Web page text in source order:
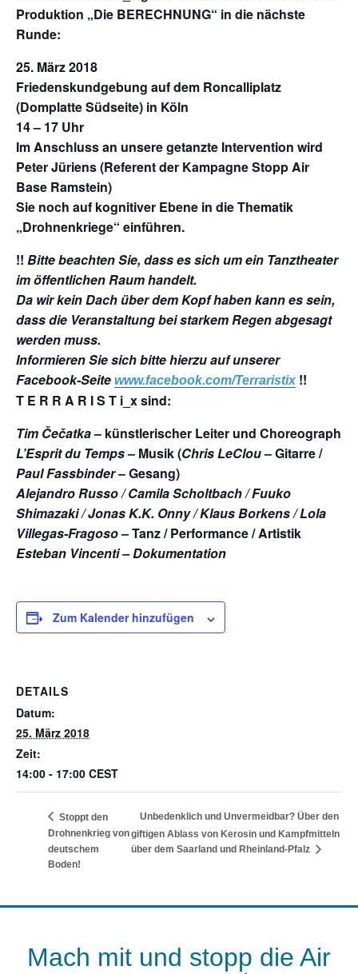
Produktion „Die BERECHNUNG“ in die nächste
Runde:
25. März 2018
Friedenskundgebung auf dem Roncalliplatz
(Domplatte Südseite) in Köln
14 – 17 Uhr
Im Anschluss an unsere getanzte Intervention wird
Peter Jüriens (Referent der Kampagne Stopp Air
Base Ramstein)
Sie noch auf kognitiver Ebene in die Thematik
„Drohnenkriege“ einführen.
!! Bitte beachten Sie, dass es sich um ein Tanztheater
im öffentlichen Raum handelt.
Da wir kein Dach über dem Kopf haben kann es sein,
dass die Veranstaltung bei starkem Regen abgesagt
werden muss.
Informieren Sie sich bitte hierzu auf unserer
Facebook-Seite www.facebook.com/Terraristix !!
T E R R A R I S T i_xsind:
Tim Čečatka– künstlerischer Leiter und Choreograph
L’Esprit du Temps– Musik (Chris LeClou– Gitarre /
Paul Fassbinder– Gesang)
Alejandro Russo / Camila Scholtbach / Fuuko
Shimazaki / Jonas K.K. Onny / Klaus Borkens / Lola
Villegas-Fragoso– Tanz / Performance / Artistik
Esteban Vincenti– Dokumentation
Zum Kalender hinzufügen
DETAILS
Datum:
25. März 2018
Zeit:
14:00 - 17:00 CEST
Stoppt den
Drohnenkrieg von
deutschem
Boden!
Unbedenklich und Unvermeidbar? Über den
giftigen Ablass von Kerosin und Kampfmitteln
über dem Saarland und Rheinland-Pfalz
Mach mit und stopp die Air